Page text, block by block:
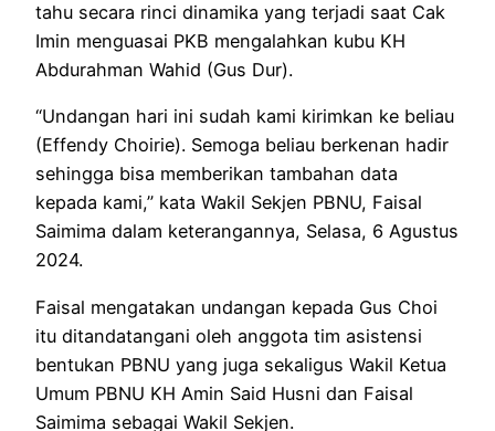
tahu secara rinci dinamika yang terjadi saat Cak
Imin menguasai PKB mengalahkan kubu KH
Abdurahman Wahid (Gus Dur).
“Undangan hari ini sudah kami kirimkan ke beliau
(Effendy Choirie). Semoga beliau berkenan hadir
sehingga bisa memberikan tambahan data
kepada kami,” kata Wakil Sekjen PBNU, Faisal
Saimima dalam keterangannya, Selasa, 6 Agustus
2024.
Faisal mengatakan undangan kepada Gus Choi
itu ditandatangani oleh anggota tim asistensi
bentukan PBNU yang juga sekaligus Wakil Ketua
Umum PBNU KH Amin Said Husni dan Faisal
Saimima sebagai Wakil Sekjen.